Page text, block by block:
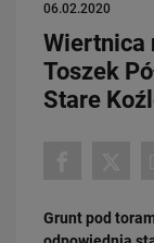
06.02.2020
Wiertnica
Toszek
Stare
Grunt pod